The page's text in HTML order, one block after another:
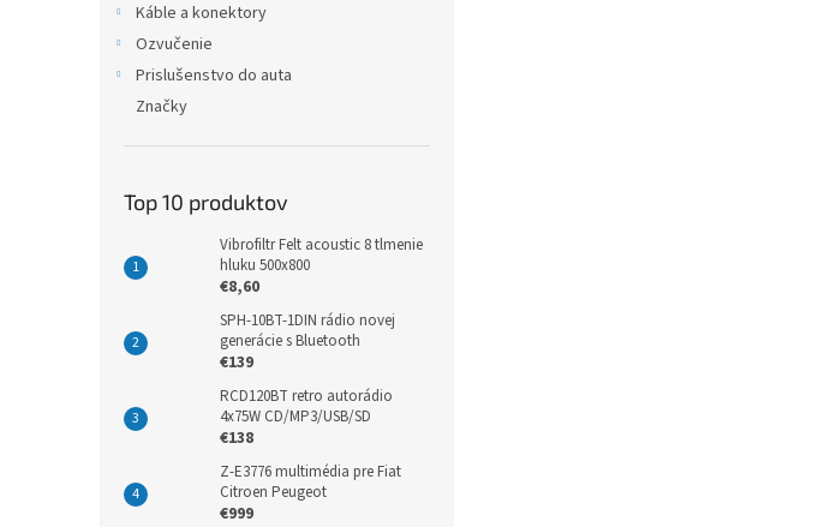
Káble a konektory
Ozvučenie
Prislušenstvo do auta
Značky
Top 10 produktov
Vibrofiltr Felt acoustic 8 tlmenie
hluku 500x800
€8,60
SPH-10BT-1DIN rádio novej
generácie s Bluetooth
€139
RCD120BT retro autorádio
4x75W CD/MP3/USB/SD
€138
Z-E3776 multimédia pre Fiat
Citroen Peugeot
€999